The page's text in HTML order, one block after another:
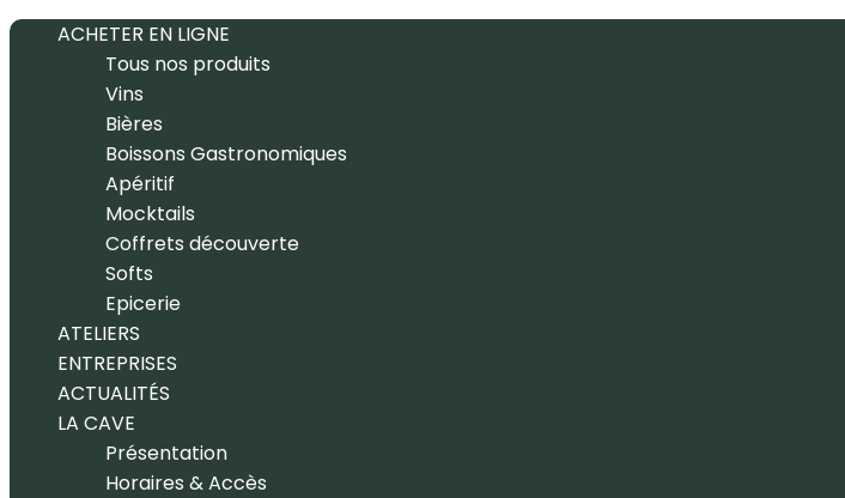
ACHETER EN LIGNE
Tous nos produits
Vins
Bières
Boissons Gastronomiques
Apéritif
Mocktails
Coffrets découverte
Softs
Epicerie
ATELIERS
ENTREPRISES
ACTUALITÉS
LA CAVE
Présentation
Horaires & Accès